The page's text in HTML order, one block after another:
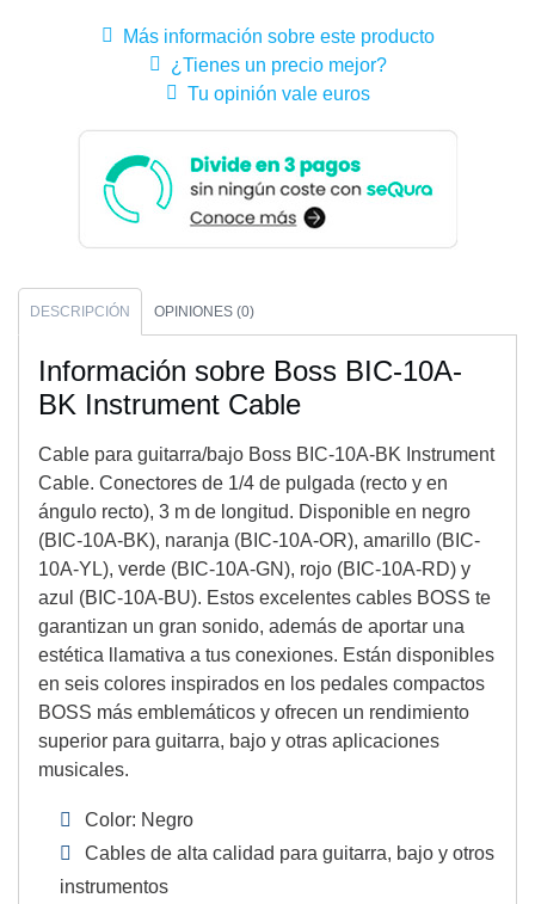
Más información sobre este producto
¿Tienes un precio mejor?
Tu opinión vale euros
DESCRIPCIÓN OPINIONES (0)
Información sobre Boss BIC-10A-
BK Instrument Cable
Cable para guitarra/bajo Boss BIC-10A-BK Instrument
Cable. Conectores de 1/4 de pulgada (recto y en
ángulo recto), 3 m de longitud. Disponible en negro
(BIC-10A-BK), naranja (BIC-10A-OR), amarillo (BIC-
10A-YL), verde (BIC-10A-GN), rojo (BIC-10A-RD) y
azul (BIC-10A-BU). Estos excelentes cables BOSS te
garantizan un gran sonido, además de aportar una
estética llamativa a tus conexiones. Están disponibles
en seis colores inspirados en los pedales compactos
BOSS más emblemáticos y ofrecen un rendimiento
superior para guitarra, bajo y otras aplicaciones
musicales.
Color: Negro
Cables de alta calidad para guitarra, bajo y otros
instrumentos